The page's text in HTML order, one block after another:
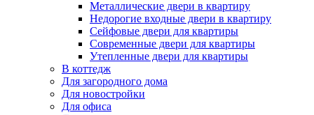
Металлические двери в квартиру
Недорогие входные двери в квартиру
Сейфовые двери для квартиры
Современные двери для квартиры
Утепленные двери для квартиры
В коттедж
Для загородного дома
Для новостройки
Для офиса